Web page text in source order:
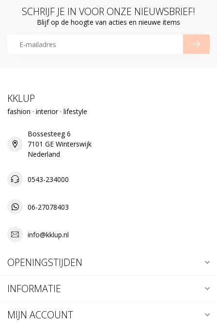
SCHRIJF JE IN VOOR ONZE NIEUWSBRIEF!
Blijf op de hoogte van acties en nieuwe items
KKLUP
fashion · interior · lifestyle
Bossesteeg 6
7101 GE Winterswijk
Nederland
0543-234000
06-27078403
info@kklup.nl
OPENINGSTIJDEN
INFORMATIE
MIJN ACCOUNT